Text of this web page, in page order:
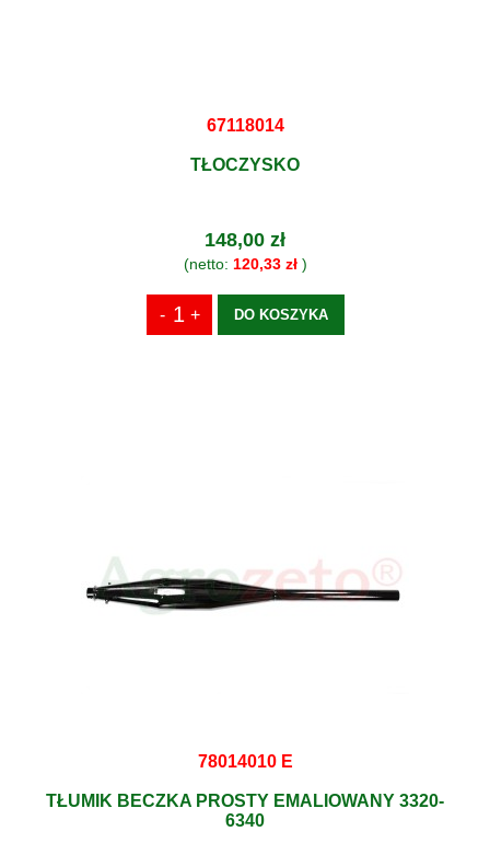
67118014
TŁOCZYSKO
148,00 zł
(netto: 120,33 zł)
DO KOSZYKA
78014010 E
TŁUMIK BECZKA PROSTY EMALIOWANY 3320-
6340